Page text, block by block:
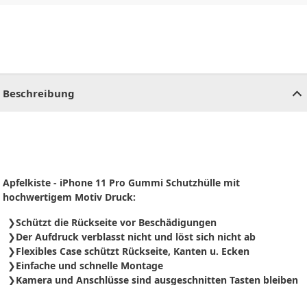
Beschreibung
Apfelkiste - iPhone 11 Pro Gummi Schutzhülle mit
hochwertigem Motiv Druck:
Schützt die Rückseite vor Beschädigungen
Der Aufdruck verblasst nicht und löst sich nicht ab
Flexibles Case schützt Rückseite, Kanten u. Ecken
Einfache und schnelle Montage
Kamera und Anschlüsse sind ausgeschnitten Tasten bleiben